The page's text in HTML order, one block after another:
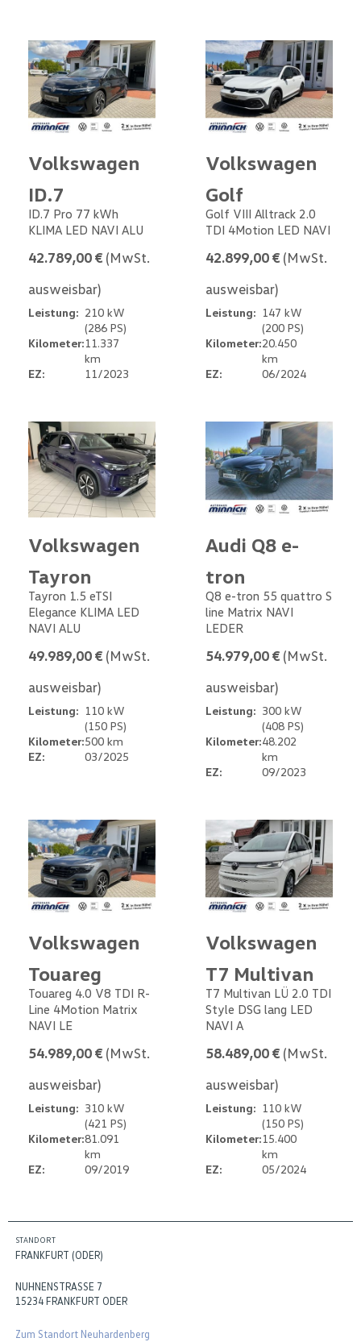
Volkswagen
ID.7
ID.7 Pro 77 kWh
KLIMA LED NAVI ALU
42.789,00 € (MwSt.
ausweisbar)
Leistung: 210 kW
(286 PS)
Kilometer:11.337
km
EZ:
11/2023
Volkswagen
Golf
Golf VIII Alltrack 2.0
TDI 4Motion LED NAVI
42.899,00 € (MwSt.
ausweisbar)
Leistung: 147 kW
(200 PS)
Kilometer:20.450
km
EZ:
06/2024
Volkswagen
Tayron
Tayron 1.5 eTSI
Elegance KLIMA LED
NAVI ALU
49.989,00 € (MwSt.
ausweisbar)
Leistung: 110 kW
(150 PS)
Kilometer:500 km
EZ:
03/2025
Audi Q8 e-
tron
Q8 e-tron 55 quattro S
line Matrix NAVI
LEDER
54.979,00 € (MwSt.
ausweisbar)
Leistung: 300 kW
(408 PS)
Kilometer:48.202
km
EZ:
09/2023
Volkswagen
Touareg
Touareg 4.0 V8 TDI R-
Line 4Motion Matrix
NAVI LE
54.989,00 € (MwSt.
ausweisbar)
Leistung: 310 kW
(421 PS)
Kilometer:81.091
km
EZ:
09/2019
Volkswagen
T7 Multivan
T7 Multivan LÜ 2.0 TDI
Style DSG lang LED
NAVI A
58.489,00 € (MwSt.
ausweisbar)
Leistung: 110 kW
(150 PS)
Kilometer:15.400
km
EZ:
05/2024
STANDORT
FRANKFURT (ODER)
NUHNENSTRASSE 7
15234 FRANKFURT ODER
Zum Standort Neuhardenberg